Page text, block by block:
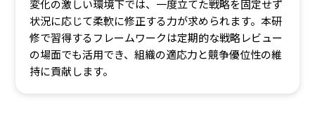
変化の激しい環境下では、一度立てた戦略を固定せず
状況に応じて柔軟に修正する力が求められます。本研
修で習得するフレームワークは定期的な戦略レビュー
の場面でも活用でき、組織の適応力と競争優位性の維
持に貢献します。